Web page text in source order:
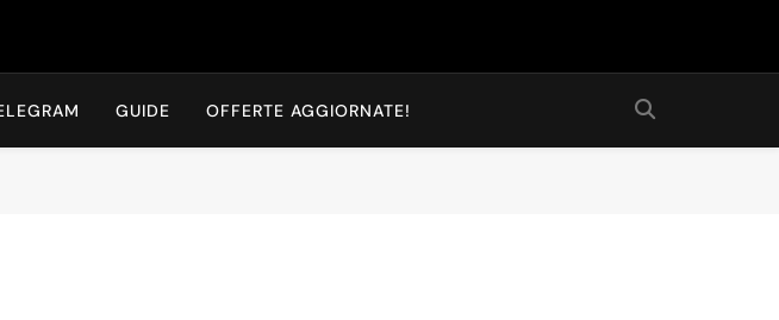
GUIDE OFFERTE AGGIORNATE!